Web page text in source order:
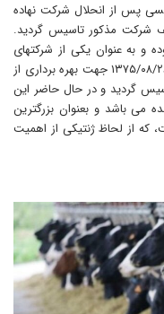
های دامی جاهد در سال ۱۳۷۷ شمسی پس از انحلال شرکت نهاده
شرکت مذکور تاسیس گردید.
و به عنوان یکی از شرکتهای
عمومی غیـر دولتی فعالیت مینماید.و در تاریخ ۱۳۷۵/۰۸/۲۶ جهت بهره برداری از
گردید و در حال حاضر این
می باشد و بعنوان بزرگترین
که از لحاظ ژنتیکی از اهمیت